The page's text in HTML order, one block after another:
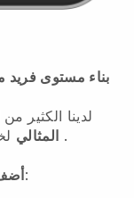
بناء مستوى فريد
لدينا الكثير من
المثالي .
عند إنشاء خدمة: